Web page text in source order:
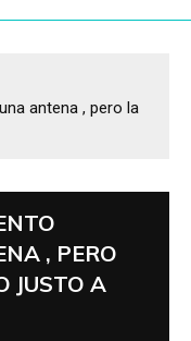
antena , pero la
, PERO
JUSTO A